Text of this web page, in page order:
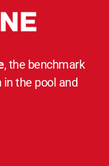
, the benchmark
the pool and